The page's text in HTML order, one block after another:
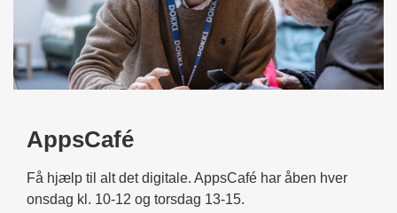
AppsCafé
Få hjælp til alt det digitale. AppsCafé har åben hver
onsdag kl. 10-12 og torsdag 13-15.